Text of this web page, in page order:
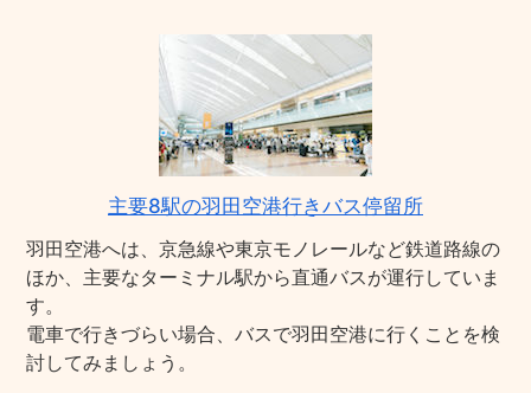
主要8駅の羽田空港行きバス停留所
羽田空港へは、京急線や東京モノレールなど鉄道路線の
ほか、主要なターミナル駅から直通バスが運行していま
す。
電車で行きづらい場合、バスで羽田空港に行くことを検
討してみましょう。